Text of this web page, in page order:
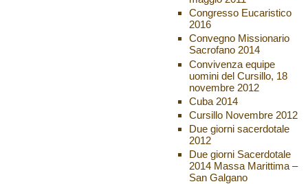
Congresso Eucaristico
2016
Convegno Missionario
Sacrofano 2014
Convivenza equipe
uomini del Cursillo, 18
novembre 2012
Cuba 2014
Cursillo Novembre 2012
Due giorni sacerdotale
2012
Due giorni Sacerdotale
2014 Massa Marittima –
San Galgano